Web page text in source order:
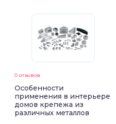
0 отзывов
Особенности
применения в интерьере
домов крепежа из
различных металлов